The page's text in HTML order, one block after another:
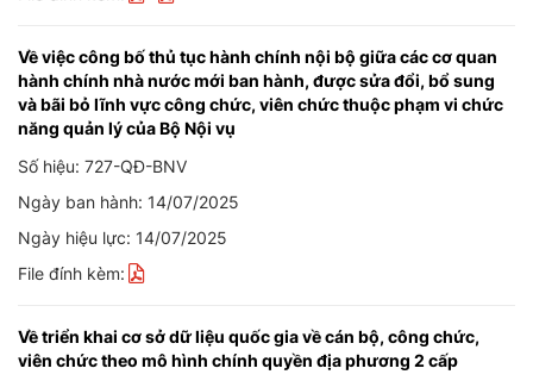
Về việc công bố thủ tục hành chính nội bộ giữa các cơ quan
hành chính nhà nước mới ban hành, được sửa đổi, bổ sung
và bãi bỏ lĩnh vực công chức, viên chức thuộc phạm vi chức
năng quản lý của Bộ Nội vụ
Số hiệu: 727-QĐ-BNV
Ngày ban hành: 14/07/2025
Ngày hiệu lực: 14/07/2025
File đính kèm:
Về triển khai cơ sở dữ liệu quốc gia về cán bộ, công chức,
viên chức theo mô hình chính quyền địa phương 2 cấp